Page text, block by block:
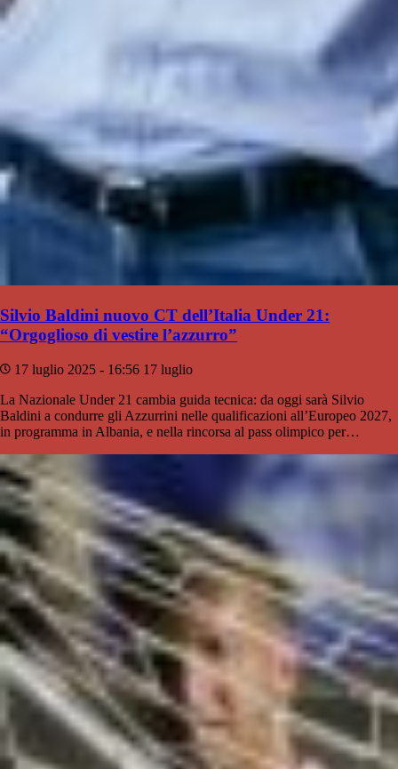
Silvio Baldini nuovo CT dell’Italia Under 21:
“Orgoglioso di vestire l’azzurro”
17 luglio 2025 - 16:56 17 luglio
La Nazionale Under 21 cambia guida tecnica: da oggi sarà Silvio
Baldini a condurre gli Azzurrini nelle qualificazioni all’Europeo 2027,
in programma in Albania, e nella rincorsa al pass olimpico per…